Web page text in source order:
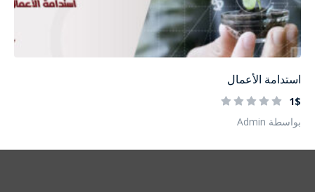
استدامة الأعمال
1$
بواسطة Admin